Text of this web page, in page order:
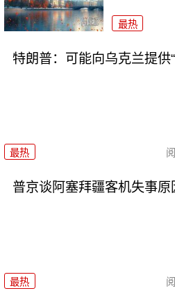
最热
特朗普：可能向乌克兰提供
最热
普京谈阿塞拜疆客机失事
最热